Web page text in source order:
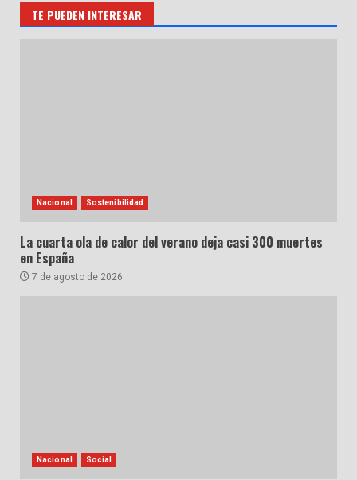
TE PUEDEN INTERESAR
Nacional Sostenibilidad
La cuarta ola de calor del verano deja casi 300 muertes
en España
7 de agosto de 2026
Nacional Social